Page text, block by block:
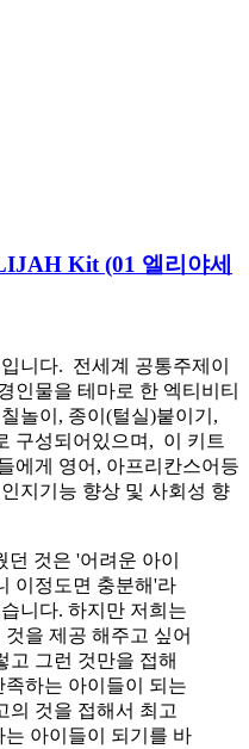
Kit (01 엘리야세
니다. 전세계 공통주제이
인물을 테마로 한 엑티비티
놀이, 종이(털실)붙이기,
구성되어있으며, 이 키트
에게 영어, 아프리칸스어등
지기능 향상 및 사회성 향
것은 '어려운 아이
이정도면 충분해'라
니다. 하지만 저희는
을 제공 해주고 싶어
고 그런 것만을 접해
하는 아이들이 되는
의 것을 접해서 최고
아이들이 되기를 바